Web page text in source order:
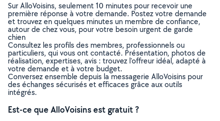
Sur AlloVoisins, seulement 10 minutes pour recevoir une
première réponse à votre demande. Postez votre demande
et trouvez en quelques minutes un membre de confiance,
autour de chez vous, pour votre besoin urgent de garde
chien
Consultez les profils des membres, professionnels ou
particuliers, qui vous ont contacté. Présentation, photos de
réalisation, expertises, avis : trouvez l'offreur idéal, adapté à
votre demande et à votre budget.
Conversez ensemble depuis la messagerie AlloVoisins pour
des échanges sécurisés et efficaces grâce aux outils
intégrés.
Est-ce que AlloVoisins est gratuit ?